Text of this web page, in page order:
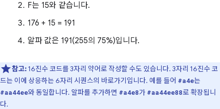
F는 15와 같습니다.
176 + 15 = 191
알파 값은 191(255의 75%)입니다.
참고:16진수 코드를 3자리 약어로 작성할 수도 있습니다. 3자리 16진수 코
드는 이에 상응하는 6자리 시퀀스의 바로가기입니다. 예를 들어 #a4e는
#aa44ee와 동일합니다. 알파를 추가하면 #a4e8가 #aa44ee88로 확장됩니
다.